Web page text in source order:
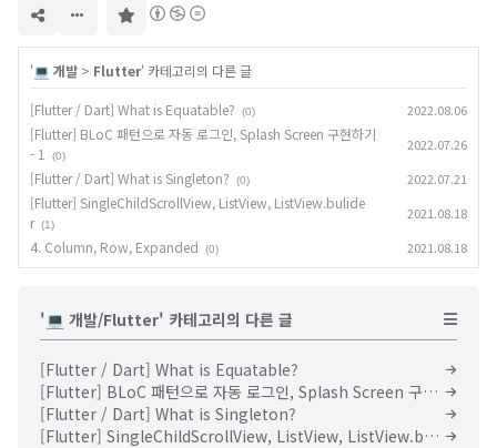
'💻 개발 > Flutter' 카테고리의 다른 글
[Flutter / Dart] What is Equatable? (0) 2022.08.06
[Flutter] BLoC 패턴으로 자동 로그인, Splash Screen 구현하기
- 1
(0)
2022.07.26
[Flutter / Dart] What is Singleton? (0) 2022.07.21
[Flutter] SingleChildScrollView, ListView, ListView.bulide
r (1)
2021.08.18
4. Column, Row, Expanded (0) 2021.08.18
'💻 개발/Flutter' 카테고리의 다른 글
[Flutter / Dart] What is Equatable?
[Flutter] BLoC 패턴으로 자동 로그인, Splash Screen 구현하기 - 1
[Flutter / Dart] What is Singleton?
[Flutter] SingleChildScrollView, ListView, ListView.bulider